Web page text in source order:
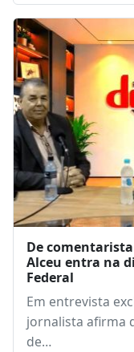
De
Alceu entra na
Federal
Em entrevista
jornalista afirma
de…